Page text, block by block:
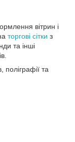
вітрин і
торгові сітки з
та інші
поліграфії та